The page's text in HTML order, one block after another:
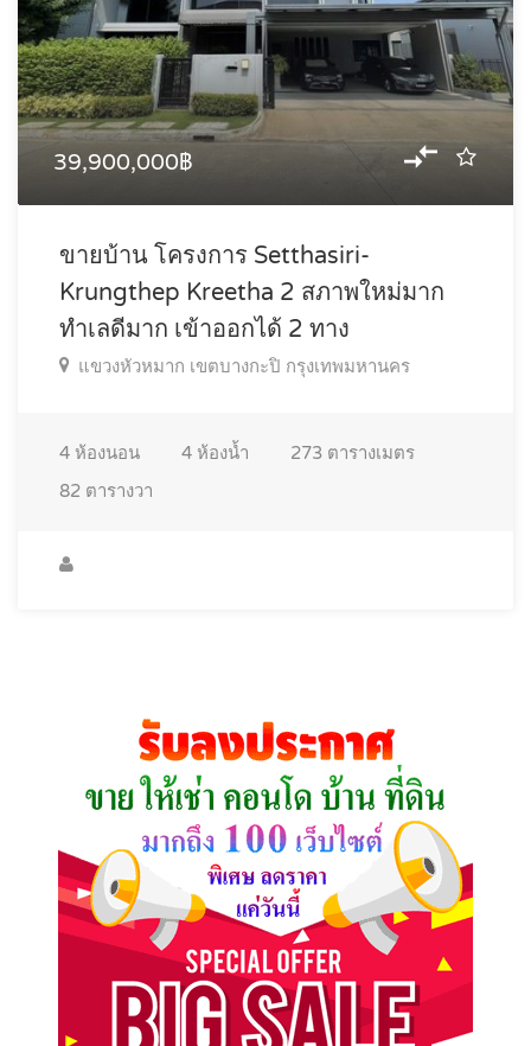
39,900,000฿
ขายบ้าน โครงการ Setthasiri-
Krungthep Kreetha 2 สภาพใหม่มาก
ทำเลดีมาก เข้าออกได้ 2 ทาง
แขวงหัวหมาก เขตบางกะปิ กรุงเทพมหานคร
4 ห้องนอน 4 ห้องน้ำ 273 ตารางเมตร
82 ตารางวา